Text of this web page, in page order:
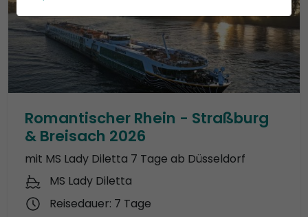
Romantischer Rhein - Straßburg
& Breisach 2026
mit MS Lady Diletta 7 Tage ab Düsseldorf
MS Lady Diletta
Reisedauer: 7 Tage